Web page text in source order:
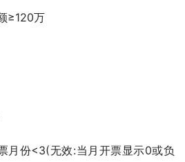
≥120万
月份<3(无效:当月开票显示0或负